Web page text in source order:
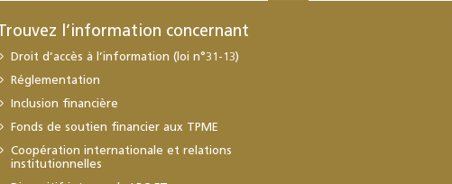
Trouvez l’information concernant
Droit d’accès à l’information (loi n°31-13)
Réglementation
Inclusion financière
Fonds de soutien financier aux TPME
Coopération internationale et relations
institutionnelles